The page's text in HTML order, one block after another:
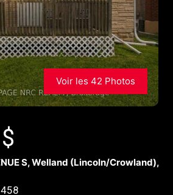
Voir les 42 Photos
$
S, Welland (Lincoln/Crowland),